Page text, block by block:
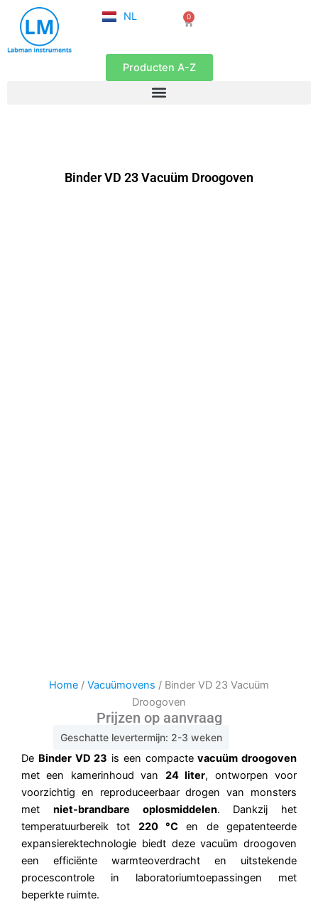
naar
NL
EN
0
Winkelwagen
Producten A-Z
Binder VD 23 Vacuüm Droogoven
Home / Vacuümovens / Binder VD 23 Vacuüm
Droogoven
Prijzen op aanvraag
Geschatte levertermijn: 2-3 weken
De Binder VD 23 is een compactevacuüm droogoven
met een kamerinhoud van 24 liter, ontworpen voor
voorzichtig en reproduceerbaar drogen van monsters
met niet-brandbare oplosmiddelen. Dankzij het
temperatuurbereik tot 220 °C en de gepatenteerde
expansierektechnologie biedt deze vacuüm droogoven
een efficiënte warmteoverdracht en uitstekende
procescontrole in laboratoriumtoepassingen met
beperkte ruimte.